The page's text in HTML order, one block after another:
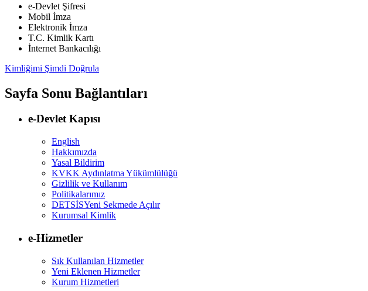
e-Devlet Şifresi
Mobil İmza
Elektronik İmza
T.C. Kimlik Kartı
İnternet Bankacılığı
Kimliğimi Şimdi Doğrula
Sayfa Sonu Bağlantıları
e-Devlet Kapısı
English
Hakkımızda
Yasal Bildirim
KVKK Aydınlatma Yükümlülüğü
Gizlilik ve Kullanım
Politikalarımız
DETSİSYeni Sekmede Açılır
Kurumsal Kimlik
e-Hizmetler
Sık Kullanılan Hizmetler
Yeni Eklenen Hizmetler
Kurum Hizmetleri